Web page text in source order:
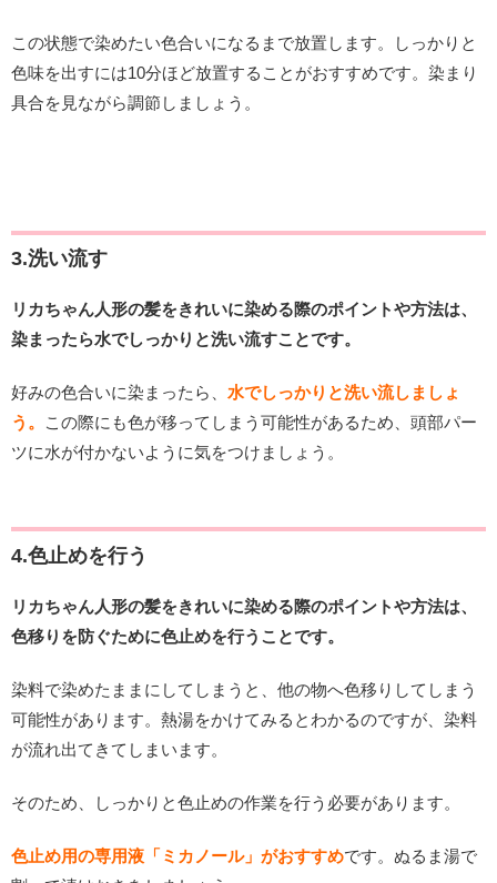
この状態で染めたい色合いになるまで放置します。しっかりと
色味を出すには10分ほど放置することがおすすめです。染まり
具合を見ながら調節しましょう。
3.洗い流す
リカちゃん人形の髪をきれいに染める際のポイントや方法は、
染まったら水でしっかりと洗い流すことです。
好みの色合いに染まったら、 水でしっかりと洗い流しましょ
う。
この際にも色が移ってしまう可能性があるため、頭部パー
ツに水が付かないように気をつけましょう。
4.色止めを行う
リカちゃん人形の髪をきれいに染める際のポイントや方法は、
色移りを防ぐために色止めを行うことです。
染料で染めたままにしてしまうと、他の物へ色移りしてしまう
可能性があります。熱湯をかけてみるとわかるのですが、染料
が流れ出てきてしまいます。
そのため、しっかりと色止めの作業を行う必要があります。
色止め用の専用液「ミカノール」がおすすめです。ぬるま湯で